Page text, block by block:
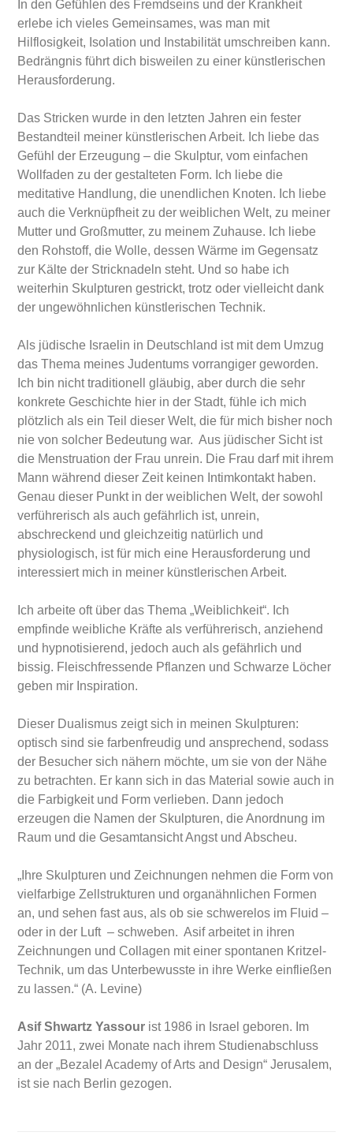
In den Gefühlen des Fremdseins und der Krankheit
erlebe ich vieles Gemeinsames, was man mit
Hilflosigkeit, Isolation und Instabilität umschreiben kann.
Bedrängnis führt dich bisweilen zu einer künstlerischen
Herausforderung.
Das Stricken wurde in den letzten Jahren ein fester
Bestandteil meiner künstlerischen Arbeit. Ich liebe das
Gefühl der Erzeugung – die Skulptur, vom einfachen
Wollfaden zu der gestalteten Form. Ich liebe die
meditative Handlung, die unendlichen Knoten. Ich liebe
auch die Verknüpfheit zu der weiblichen Welt, zu meiner
Mutter und Großmutter, zu meinem Zuhause. Ich liebe
den Rohstoff, die Wolle, dessen Wärme im Gegensatz
zur Kälte der Stricknadeln steht. Und so habe ich
weiterhin Skulpturen gestrickt, trotz oder vielleicht dank
der ungewöhnlichen künstlerischen Technik.
Als jüdische Israelin in Deutschland ist mit dem Umzug
das Thema meines Judentums vorrangiger geworden.
Ich bin nicht traditionell gläubig, aber durch die sehr
konkrete Geschichte hier in der Stadt, fühle ich mich
plötzlich als ein Teil dieser Welt, die für mich bisher noch
nie von solcher Bedeutung war. Aus jüdischer Sicht ist
die Menstruation der Frau unrein. Die Frau darf mit ihrem
Mann während dieser Zeit keinen Intimkontakt haben.
Genau dieser Punkt in der weiblichen Welt, der sowohl
verführerisch als auch gefährlich ist, unrein,
abschreckend und gleichzeitig natürlich und
physiologisch, ist für mich eine Herausforderung und
interessiert mich in meiner künstlerischen Arbeit.
Ich arbeite oft über das Thema „Weiblichkeit“. Ich
empfinde weibliche Kräfte als verführerisch, anziehend
und hypnotisierend, jedoch auch als gefährlich und
bissig. Fleischfressende Pflanzen und Schwarze Löcher
geben mir Inspiration.
Dieser Dualismus zeigt sich in meinen Skulpturen:
optisch sind sie farbenfreudig und ansprechend, sodass
der Besucher sich nähern möchte, um sie von der Nähe
zu betrachten. Er kann sich in das Material sowie auch in
die Farbigkeit und Form verlieben. Dann jedoch
erzeugen die Namen der Skulpturen, die Anordnung im
Raum und die Gesamtansicht Angst und Abscheu.
„Ihre Skulpturen und Zeichnungen nehmen die Form von
vielfarbige Zellstrukturen und organähnlichen Formen
an, und sehen fast aus, als ob sie schwerelos im Fluid –
oder in der Luft – schweben. Asif arbeitet in ihren
Zeichnungen und Collagen mit einer spontanen Kritzel-
Technik, um das Unterbewusste in ihre Werke einfließen
zu lassen.“ (A. Levine)
Asif Shwartz Yassour ist 1986 in Israel geboren. Im
Jahr 2011, zwei Monate nach ihrem Studienabschluss
an der „Bezalel Academy of Arts and Design“ Jerusalem,
ist sie nach Berlin gezogen.